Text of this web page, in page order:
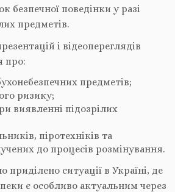
безпечної поведінки у разі
предметів.
і відеопереглядів
про:
предметів;
ризику;
виявленні підозрілих
піротехніків та
до процесів розмінування.
приділено ситуації в Україні, де
є особливо актуальним через